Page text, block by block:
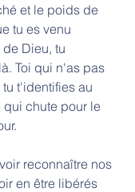
et le poids de
tu es venu
de Dieu, tu
Toi qui n'as pas
t'identifies au
chute pour le
reconnaître nos
en être libérés